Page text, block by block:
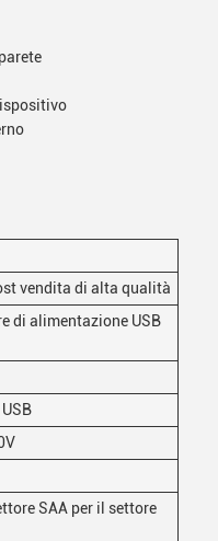
vendita di alta qualità
di alimentazione USB
SAA per il settore